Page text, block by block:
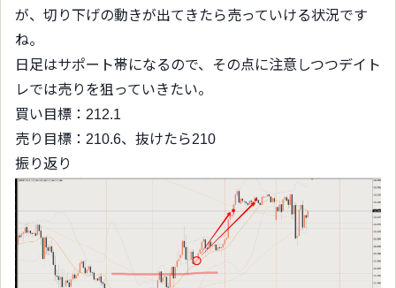
が、切り下げの動きが出てきたら売っていける状況です
ね。
日足はサポート帯になるので、その点に注意しつつデイト
レでは売りを狙っていきたい。
買い目標：212.1
売り目標：210.6、抜けたら210
振り返り